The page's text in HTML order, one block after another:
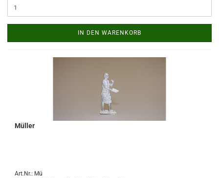
IN DEN WARENKORB
Müller
Art.Nr.: Mü